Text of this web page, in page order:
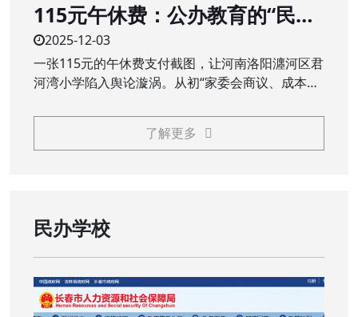
115元午休费：公办教育的“民生
账”不能是“糊涂账”
2025-12-03
一张115元的午休费支付截图，让河南洛阳瀍河区君
河湾小学陷入舆论漩涡。从初“家委会商议、成本价
这场看似不大的争议，触碰了公众对公办教育公益
属性的核心关切，义务教育阶段，本应普惠的校园
了解更多
民办学校